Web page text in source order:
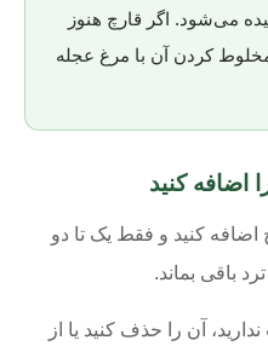
می‌شود. اگر قارچ هنوز
کردن آن با مرغ عجله
اضافه کنید
کنید و فقط یک تا دو
باقی بماند.
آن را حذف کنید یا از